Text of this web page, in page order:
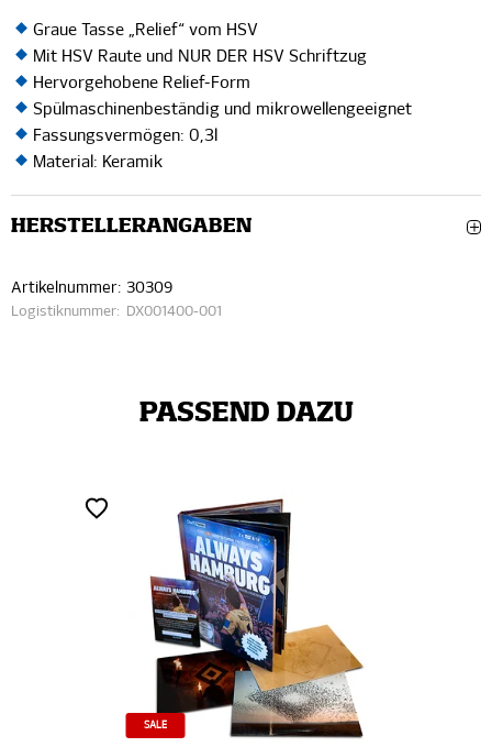
Graue Tasse „Relief“ vom HSV
Mit HSV Raute und NUR DER HSV Schriftzug
Hervorgehobene Relief-Form
Spülmaschinenbeständig und mikrowellengeeignet
Fassungsvermögen: 0,3l
Material: Keramik
HERSTELLERANGABEN
Artikelnummer: 30309
Logistiknummer: DX001400-001
PASSEND DAZU
SALE